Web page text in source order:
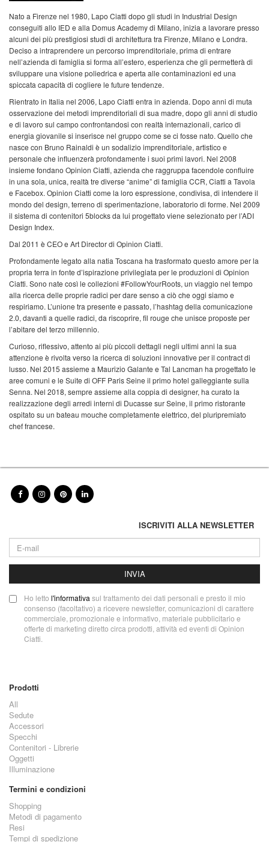
Nato a Firenze nel 1980, Lapo Ciatti dopo gli studi in Industrial Design
conseguiti allo IED e alla Domus Academy di Milano, inizia a lavorare presso
alcuni dei più prestigiosi studi di architettura tra Firenze, Milano e Londra.
Deciso a intraprendere un percorso imprenditoriale, prima di entrare
nell’azienda di famiglia si forma all’estero, esperienza che gli permetterà di
sviluppare una visione poliedrica e aperta alle contaminazioni ed una
spiccata capacità di cogliere le future tendenze.
Rientrato in Italia nel 2006, Lapo Ciatti entra in azienda. Dopo anni di muta
osservazione dei metodi imprenditoriali di sua madre, dopo gli anni di studio
e di lavoro sul campo confrontandosi con realtà internazionali, carico di
energia giovanile si inserisce nel gruppo come se ci fosse nato. Quello che
nasce con Bruno Rainaldi è un sodalizio imprenditoriale, artistico e
personale che influenzerà profondamente i suoi primi lavori. Nel 2008
insieme fondano Opinion Ciatti, azienda che raggruppa facendole confluire
in una sola, unica, realtà tre diverse “anime” di famiglia CCR, Ciatti a Tavola
e Facebox. Opinion Ciatti come la loro espressione, condivisa, di intendere il
mondo del design, terreno di sperimentazione, laboratorio di forme. Nel 2009
il sistema di contenitori 5blocks da lui progettato viene selezionato per l’ADI
Design Index.
Dal 2011 è CEO e Art Director di Opinion Ciatti.
Profondamente legato alla natia Toscana ha trasformato questo amore per la
propria terra in fonte d’ispirazione privilegiata per le produzioni di Opinion
Ciatti. Sono nate così le collezioni #FollowYourRoots, un viaggio nel tempo
alla ricerca delle proprie radici per dare senso a ciò che oggi siamo e
respiriamo. L’unione tra presente e passato, l’hashtag della comunicazione
2.0, davanti a quelle radici, da riscoprire, fil rouge che unisce proposte per
l’abitare del terzo millennio.
Curioso, riflessivo, attento ai più piccoli dettagli negli ultimi anni la sua
attenzione è rivolta verso la ricerca di soluzioni innovative per il contract di
lusso. Nel 2015 assieme a Maurizio Galante e Tal Lancman ha progettato le
aree comuni e le Suite di OFF Paris Seine il primo hotel galleggiante sulla
Senna. Nel 2018, sempre assieme alla coppia di designer, ha curato la
realizzazione degli arredi interni di Ducasse sur Seine, il primo ristorante
ospitato su un bateau mouche completamente elettrico, del pluripremiato
chef francese.
ISCRIVITI ALLA NEWSLETTER
INVIA
Ho letto l'informativasul trattamento dei dati personali e presto il mio
consenso (facoltativo) a ricevere newsletter, comunicazioni di carattere
commerciale, promozionale e informativo, materiale pubblicitario e
offerte di marketing diretto circa prodotti, attività ed eventi di Opinion
Ciatti.
Prodotti
All
Sedute
Accessori
Specchi
Contenitori - Librerie
Oggetti
Illuminazione
Termini e condizioni
Shopping
Metodi di pagamento
Resi
Tempi di spedizione